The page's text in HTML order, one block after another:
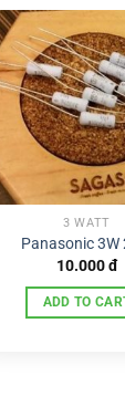
3 WATT
Panasonic 3W
10.000đ
ADD TO